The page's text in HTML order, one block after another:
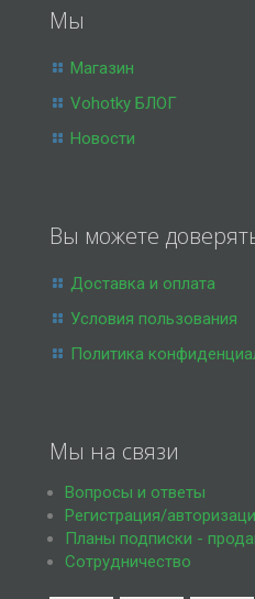
Мы
Магазин
Vohotky БЛОГ
Новости
Вы можете
Доставка и оплата
Условия пользования
Политика
Мы на связи
Вопросы и ответы
Регистрация/
Планы подписки -
Сотрудничество